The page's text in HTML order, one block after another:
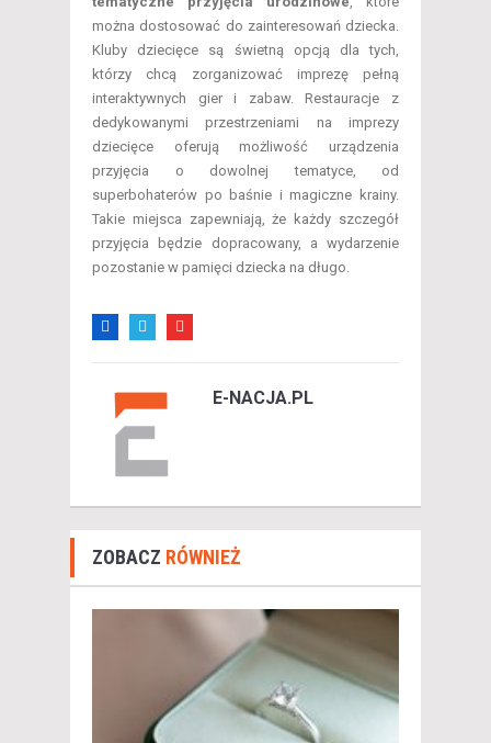
można dostosować do zainteresowań dziecka.
Kluby dziecięce są świetną opcją dla tych,
którzy chcą zorganizować imprezę pełną
interaktywnych gier i zabaw. Restauracje z
dedykowanymi przestrzeniami na imprezy
dziecięce oferują możliwość urządzenia
przyjęcia o dowolnej tematyce, od
superbohaterów po baśnie i magiczne krainy.
Takie miejsca zapewniają, że każdy szczegół
przyjęcia będzie dopracowany, a wydarzenie
pozostanie w pamięci dziecka na długo.
E-NACJA.PL
ZOBACZ RÓWNIEŻ